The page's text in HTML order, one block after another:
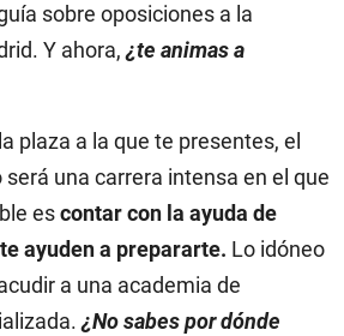
sobre oposiciones a la
Y ahora, ¿te animas a
plaza a la que te presentes, el
una carrera intensa en el que
escontar con la ayuda de
ayuden a prepararte. Lo idóneo
a una academia de
¿No sabes por dónde